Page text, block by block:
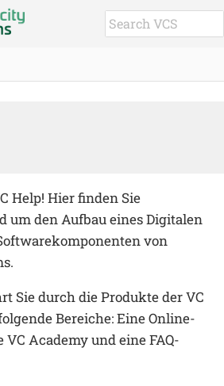
Help! Hier finden Sie
um den Aufbau eines Digitalen
von
Sie durch die Produkte der VC
Bereiche: Eine Online-
Academy und eine FAQ-